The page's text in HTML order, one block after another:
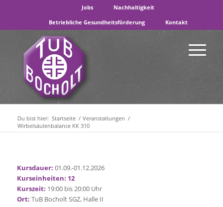
Jobs
Nachhaltigkeit
Betriebliche Gesundheitsförderung
Kontakt
Du bist hier: Startseite / Veranstaltungen /
Wirbelsäulenbalance KK 310
Kursdauer: 01.09.-01.12.2026
Kurseinheiten: 12
Kurszeit: 19:00 bis 20:00 Uhr
Ort: TuB Bocholt SGZ, Halle II